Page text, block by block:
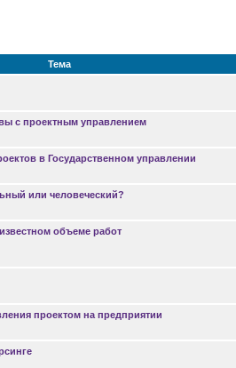
Тема
с проектным управлением
в Государственном управлении
или человеческий?
объеме работ
проектом на предприятии